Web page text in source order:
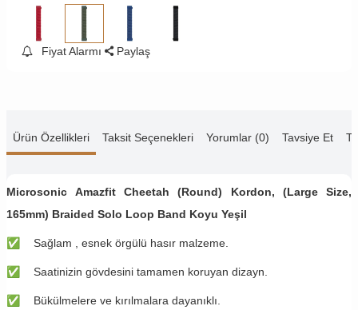
Fiyat Alarmı Paylaş
Ürün Özellikleri Taksit Seçenekleri Yorumlar (0) Tavsiye Et
Microsonic Amazfit Cheetah (Round) Kordon, (Large Size,
165mm) Braided Solo Loop Band Koyu Yeşil
✅ ​Sağlam , esnek örgülü hasır malzeme.
✅ ​Saatinizin gövdesini tamamen koruyan dizayn.
✅ ​Bükülmelere ve kırılmalara dayanıklı.